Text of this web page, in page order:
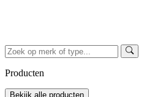
Producten